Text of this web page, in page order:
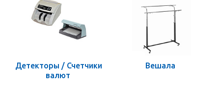
Детекторы / Счетчики
валют
Вешала